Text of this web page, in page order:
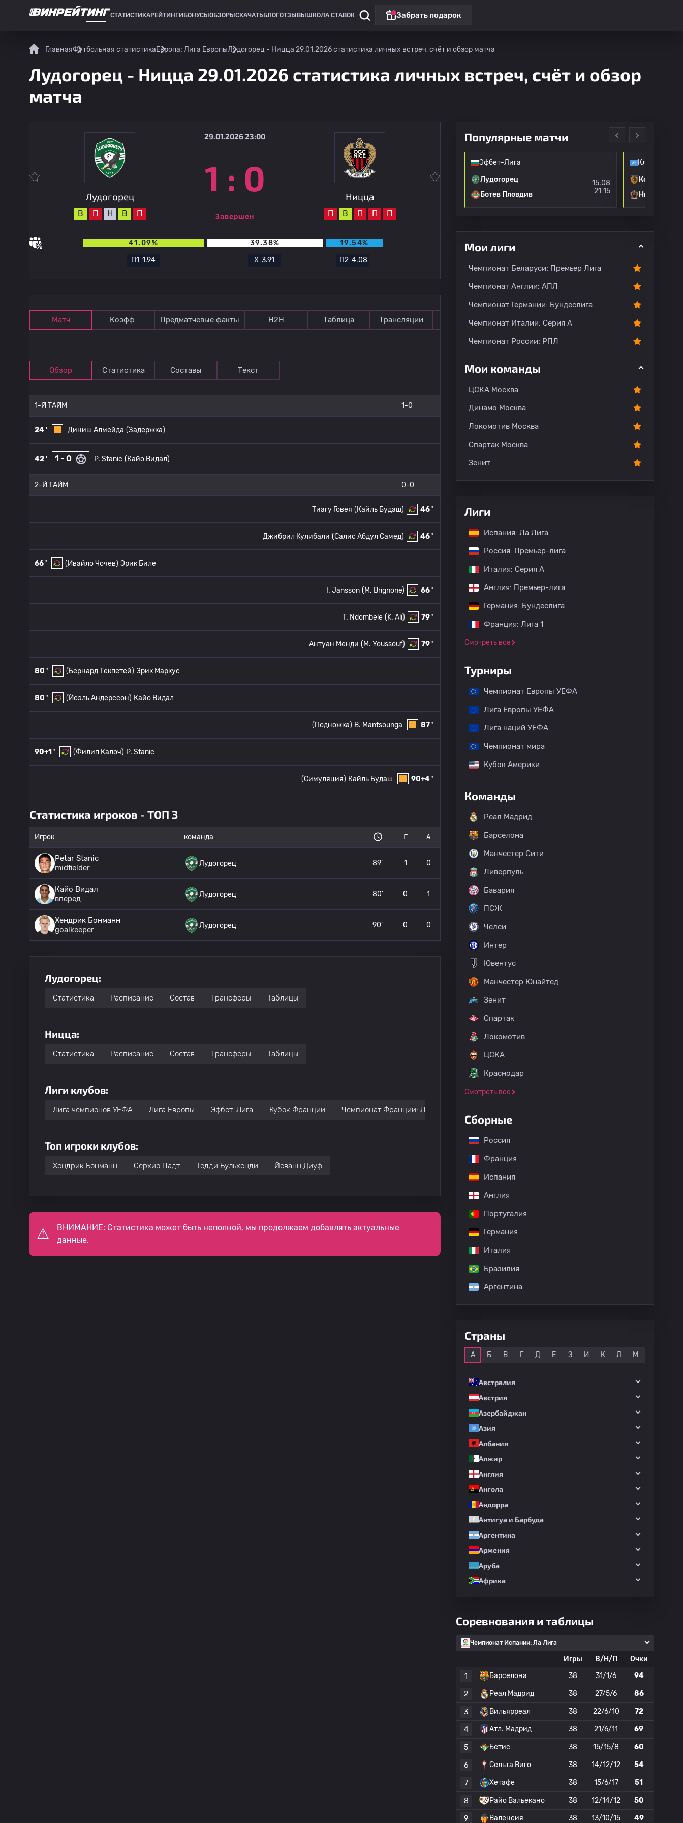
СТАТИСТИКАРЕЙТИНГИ БОНУСЫ ОБЗОРЫ СКАЧАТЬ БЛОГОТЗЫВЫ ШКОЛА СТАВОК Забрать подарок
ГлавнаяФутбольная статистикаЕвропа: Лига ЕвропыЛудогорец - Ницца 29.01.2026 статистика личных встреч, счёт и обзор матча
Лудогорец - Ницца 29.01.2026 статистика личных встреч, счёт и обзор
матча
Лудогорец
В П Н В П
29.01.2026 23:00
1 : 0
Завершен
Ницца
П В П П П
41.09% 39.38%
19.54%
П11.94 Х3.91 П2 4.08
Матч Коэфф. Предматчевые факты Н2Н Таблица Трансляции Прогноз Комментарии
Обзор Статистика Составы Текст
1-Й ТАЙМ 1-0
24 ' Диниш Алмейда (Задержка)
42 ' 1 - 0 P. Stanic (Кайо Видал)
2-Й ТАЙМ 0-0
46 '
(Кайль Будаш)
Тиагу Говея
46 '
(Салис Абдул Самед)
Джибрил Кулибали
66 ' (Ивайло Чочев) Эрик Биле
66 '
(M. Brignone)
I. Jansson
79 '
(K. Ali)
T. Ndombele
79 '
(M. Youssouf)
Антуан Менди
80 ' (Бернард Текпетей) Эрик Маркус
80 ' (Йоэль Андерссон) Кайо Видал
87 '
B. Mantsounga
(Подножка)
90+1 ' (Филип Калоч) P. Stanic
90+4 '
Кайль Будаш
(Симуляция)
Статистика игроков - ТОП 3
Игрок команда Г А
Petar Stanic
midfielder
Лудогорец 89’ 1 0
Кайо Видал
вперед
Лудогорец 80’ 0 1
Хендрик Бонманн
goalkeeper
Лудогорец 90’ 0 0
Лудогорец:
Статистика Расписание Состав Трансферы Таблицы
Ницца:
Статистика Расписание Состав Трансферы Таблицы
Лиги клубов:
Лига чемпионов УЕФА Лига Европы Эфбет-Лига Кубок Франции Чемпионат Франции: Лига 1
Топ игроки клубов:
Хендрик Бонманн Серхио Падт Тедди Бульхенди Йеванн Диуф
ВНИМАНИЕ: Статистика может быть неполной, мы продолжаем добавлять актуальные
данные.
Популярные матчи
Клубные товарищеские матчи
15.08
Эфбет-Лига
Лудогорец
Ботев Пловдив
15.08
21:15
Клубные
Корпус
Ницца
Мои лиги
Чемпионат Беларуси: Премьер Лига
Чемпионат Англии: АПЛ
Чемпионат Германии: Бундеслига
Чемпионат Италии: Серия А
Чемпионат России: РПЛ
Мои команды
ЦСКА Москва
Динамо Москва
Локомотив Москва
Спартак Москва
Зенит
Лиги
Испания: Ла Лига
Россия: Премьер-лига
Италия: Серия А
Англия: Премьер-лига
Германия: Бундеслига
Франция: Лига 1
Смотреть все
Турниры
Чемпионат Европы УЕФА
Лига Европы УЕФА
Лига наций УЕФА
Чемпионат мира
Кубок Америки
Команды
Реал Мадрид
Барселона
Манчестер Сити
Ливерпуль
Бавария
ПСЖ
Челси
Интер
Ювентус
Манчестер Юнайтед
Зенит
Спартак
Локомотив
ЦСКА
Краснодар
Смотреть все
Сборные
Россия
Франция
Испания
Англия
Португалия
Германия
Италия
Бразилия
Аргентина
Страны
А Б В Г Д Е З И К Л М
Австралия
Австрия
Азербайджан
Азия
Албания
Алжир
Англия
Ангола
Андорра
Антигуа и Барбуда
Аргентина
Армения
Аруба
Африка
Соревнования и таблицы
Чемпионат Испании: Ла Лига
Игры В/Н/П
Очки
1
Барселона 38 31/1/6 94
2 Реал Мадрид 38 27/5/6 86
3 Вильярреал 38 22/6/10 72
4 Атл. Мадрид 38 21/6/11 69
5 Бетис 38 15/15/8 60
6 Сельта Виго 38 14/12/12 54
7 Хетафе 38 15/6/17 51
8 Райо Вальекано 38 12/14/12 50
9 Валенсия 38 13/10/15 49